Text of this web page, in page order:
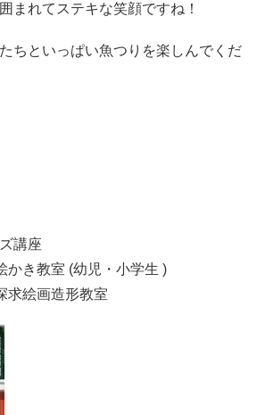
まれてステキな笑顔ですね！
ちといっぱい魚つりを楽しんでくだ
講座
き教室 (幼児・小学生 )
絵画造形教室